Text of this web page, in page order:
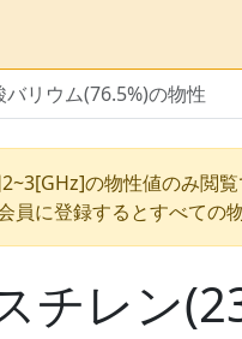
リウム(76.5%)の物性
の物性値のみ閲
に登録するとすべての
チレン